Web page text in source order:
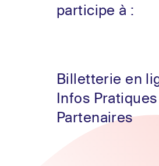
participe à :
Billetterie en
Infos Pratiques
Partenaires